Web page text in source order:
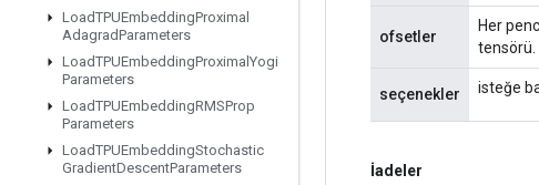
LoadTPUEmbeddingProximal
AdagradParameters
LoadTPUEmbeddingProximal Yogi
Parameters
LoadTPUEmbeddingRMSProp
Parameters
LoadTPUEmbeddingStochastic
GradientDescentParameters
ofsetler
Her
tensörü.
seçenekler isteğe
İadeler